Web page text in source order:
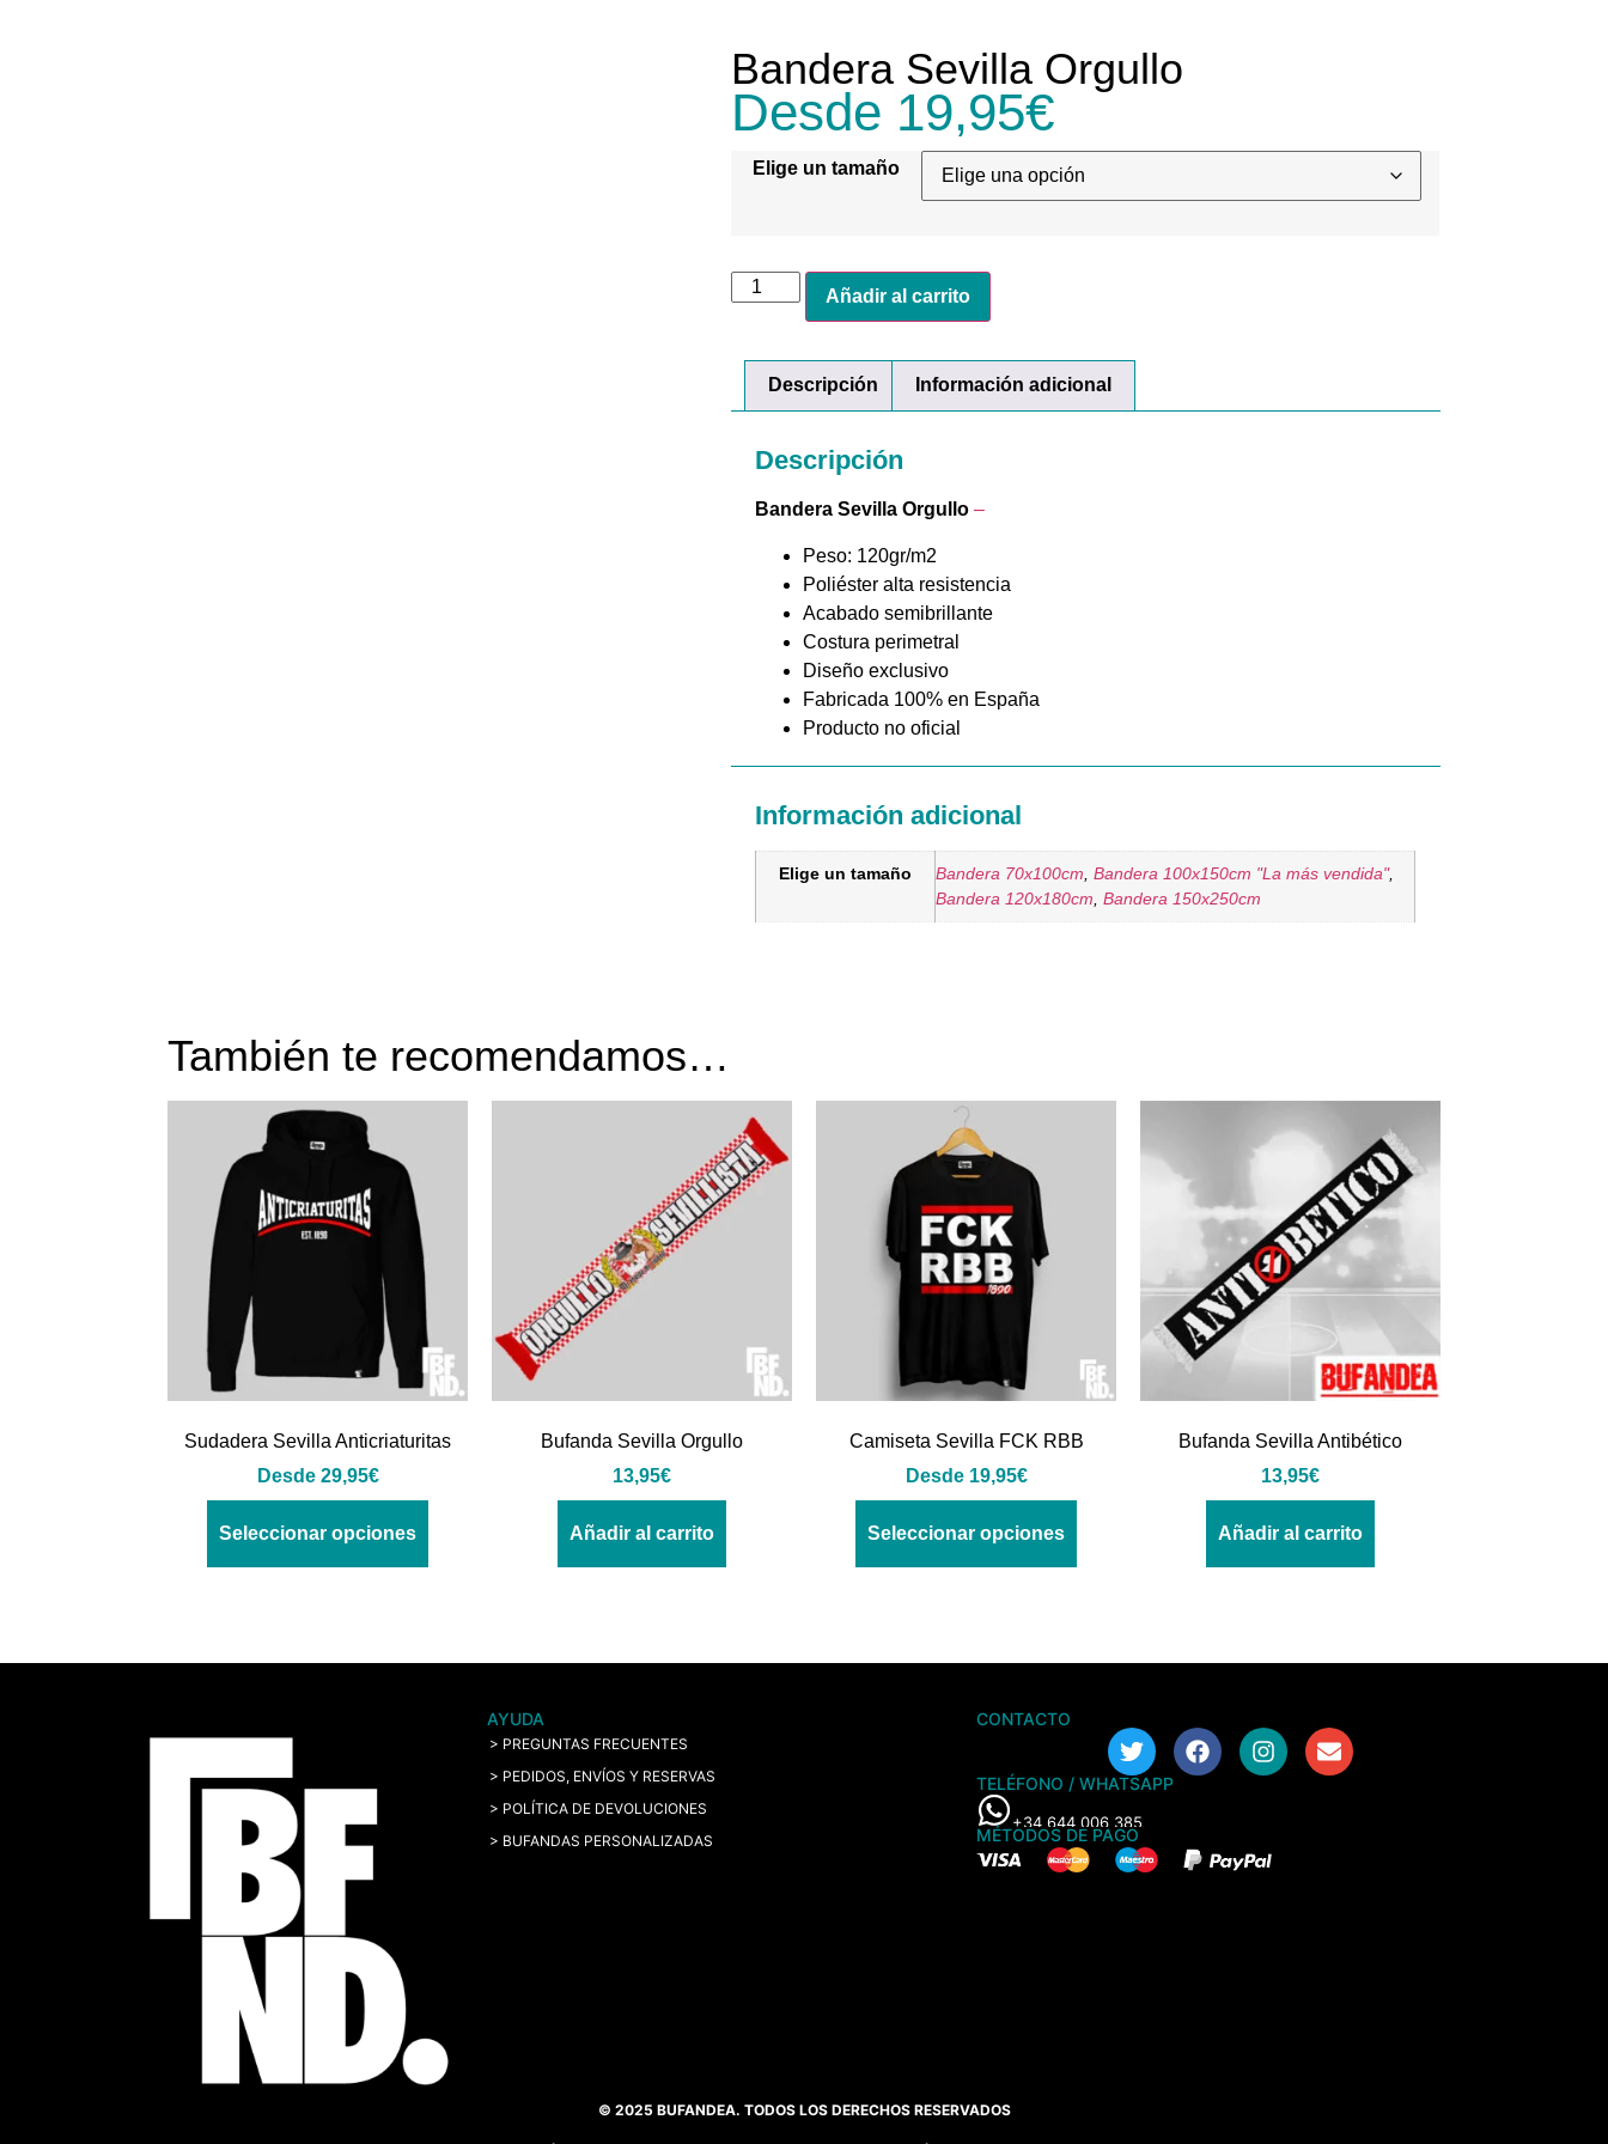
Bandera Sevilla Orgullo
Desde 19,95€
Elige un tamaño
Añadir al carrito
Descripción Información adicional
Descripción
Bandera Sevilla Orgullo –
Peso: 120gr/m2
Poliéster alta resistencia
Acabado semibrillante
Costura perimetral
Diseño exclusivo
Fabricada 100% en España
Producto no oficial
Información adicional
Elige un tamaño Bandera 70x100cm ,Bandera 100x150cm "La más vendida",
Bandera 120x180cm ,Bandera 150x250cm
También te recomendamos…
Sudadera Sevilla Anticriaturitas
Desde 29,95€
Seleccionar opciones
Bufanda Sevilla Orgullo
13,95€
Añadir al carrito
Camiseta Sevilla FCK RBB
Desde 19,95€
Seleccionar opciones
Bufanda Sevilla Antibético
13,95€
Añadir al carrito
AYUDA
> PREGUNTAS FRECUENTES
> PEDIDOS, ENVÍOS Y RESERVAS
> POLÍTICA DE DEVOLUCIONES
> BUFANDAS PERSONALIZADAS
CONTACTO
TELÉFONO / WHATSAPP
+34 644 006 385
MÉTODOS DE PAGO
© 2025 BUFANDEA. TODOS LOS DERECHOS RESERVADOS